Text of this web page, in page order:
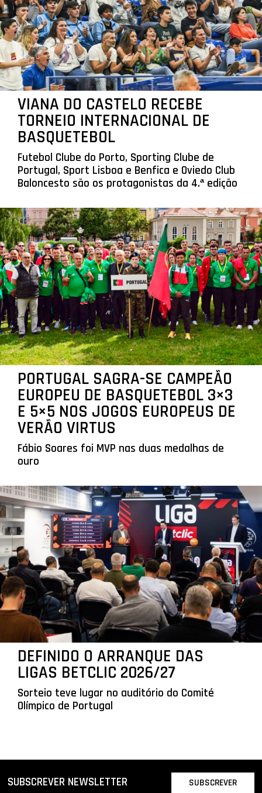
VIANA DO CASTELO RECEBE
TORNEIO INTERNACIONAL DE
BASQUETEBOL
Futebol Clube do Porto, Sporting Clube de
Portugal, Sport Lisboa e Benfica e Oviedo Club
Baloncesto são os protagonistas da 4.ª edição
PORTUGAL SAGRA-SE CAMPEÃO
EUROPEU DE BASQUETEBOL 3×3
E 5×5 NOS JOGOS EUROPEUS DE
VERÃO VIRTUS
Fábio Soares foi MVP nas duas medalhas de
ouro
DEFINIDO O ARRANQUE DAS
LIGAS BETCLIC 2026/27
Sorteio teve lugar no auditório do Comité
Olímpico de Portugal
SUBSCREVER NEWSLETTER SUBSCREVER